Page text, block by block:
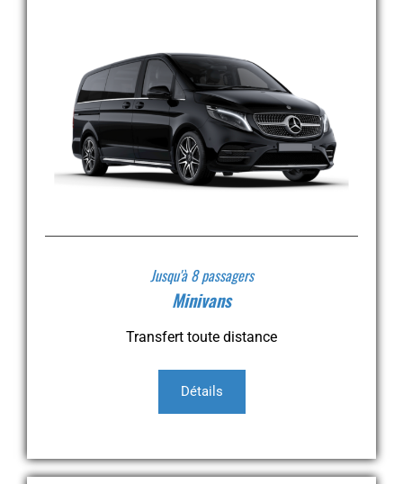
Jusqu'à 8 passagers
Minivans
Transfert toute distance
Détails